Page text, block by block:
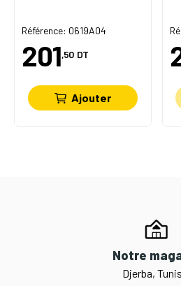
Référence: 0619A04
201,50 DT
Ajouter
Notre
Djerba,